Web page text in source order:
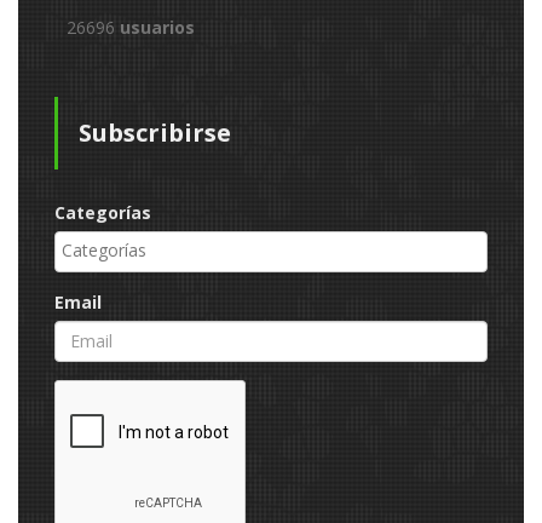
26696 usuarios
Subscribirse
Categorías
Email